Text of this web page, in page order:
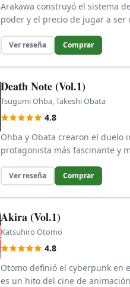
Arakawa construyó el sistema
poder y el precio de jugar a ser
Ver reseña Comprar
Death Note (Vol.1)
Tsugumi Ohba, Takeshi Obata
4.8
Ohba y Obata crearon el duelo
protagonista más fascinante y
Ver reseña Comprar
Akira (Vol.1)
Katsuhiro Otomo
4.8
Otomo definió el cyberpunk en
es un hito del cine de